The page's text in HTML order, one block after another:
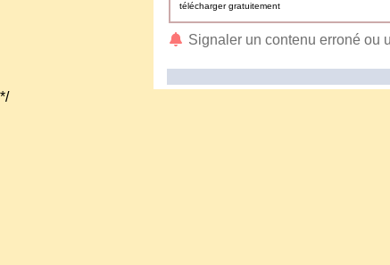
télécharger gratuitement
Signaler un contenu erroné ou
*/